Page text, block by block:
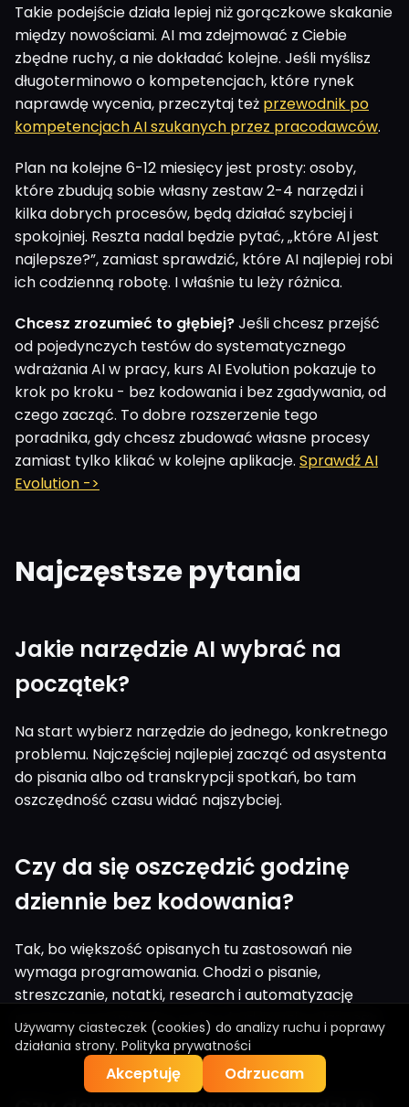
Takie podejście działa lepiej niż gorączkowe skakanie
między nowościami. AI ma zdejmować z Ciebie
zbędne ruchy, a nie dokładać kolejne. Jeśli myślisz
długoterminowo o kompetencjach, które rynek
naprawdę wycenia, przeczytaj też przewodnik po
kompetencjach AI szukanych przez pracodawców.
Plan na kolejne 6-12 miesięcy jest prosty: osoby,
które zbudują sobie własny zestaw 2-4 narzędzi i
kilka dobrych procesów, będą działać szybciej i
spokojniej. Reszta nadal będzie pytać, „które AI jest
najlepsze?”, zamiast sprawdzić, które AI najlepiej robi
ich codzienną robotę. I właśnie tu leży różnica.
Chcesz zrozumieć to głębiej?Jeśli chcesz przejść
od pojedynczych testów do systematycznego
wdrażania AI w pracy, kurs AI Evolution pokazuje to
krok po kroku - bez kodowania i bez zgadywania, od
czego zacząć. To dobre rozszerzenie tego
poradnika, gdy chcesz zbudować własne procesy
zamiast tylko klikać w kolejne aplikacje. Sprawdź AI
Evolution ->
Najczęstsze pytania
Jakie narzędzie AI wybrać na
początek?
Na start wybierz narzędzie do jednego, konkretnego
problemu. Najczęściej najlepiej zacząć od asystenta
do pisania albo od transkrypcji spotkań, bo tam
oszczędność czasu widać najszybciej.
Czy da się oszczędzić godzinę
dziennie bez kodowania?
Tak, bo większość opisanych tu zastosowań nie
wymaga programowania. Chodzi o pisanie,
streszczanie, notatki, research i automatyzację
prostych przepływów, a nie o budowanie własnego
systemu od zera.
Używamy ciasteczek (cookies) do analizy ruchu i poprawy
działania strony. Polityka prywatności
Akceptuję Odrzucam